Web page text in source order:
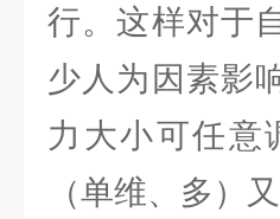
行。这样对于
少人为因素影
力大小可任意
（单维、多）